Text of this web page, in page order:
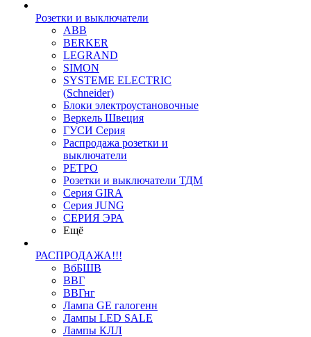
Розетки и выключатели
ABB
BERKER
LEGRAND
SIMON
SYSTEME ELECTRIC
(Schneider)
Блоки электроустановочные
Веркель Швеция
ГУСИ Серия
Распродажа розетки и
выключатели
РЕТРО
Розетки и выключатели ТДМ
Серия GIRA
Серия JUNG
СЕРИЯ ЭРА
Ещё
РАСПРОДАЖА!!!
ВбБШВ
ВВГ
ВВГнг
Лампа GE галогенн
Лампы LED SALE
Лампы КЛЛ